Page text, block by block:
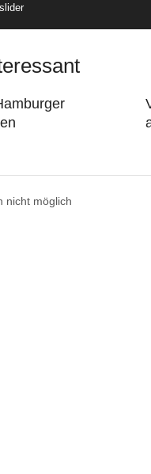
slider
nicht möglich